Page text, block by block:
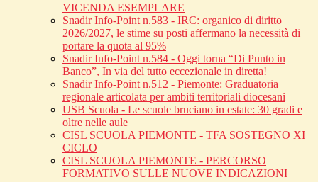
VICENDA ESEMPLARE
Snadir Info-Point n.583 - IRC: organico di diritto
2026/2027, le stime su posti affermano la necessità di
portare la quota al 95%
Snadir Info-Point n.584 - Oggi torna “Di Punto in
Banco”, In via del tutto eccezionale in diretta!
Snadir Info-Point n.512 - Piemonte: Graduatoria
regionale articolata per ambiti territoriali diocesani
USB Scuola - Le scuole bruciano in estate: 30 gradi e
oltre nelle aule
CISL SCUOLA PIEMONTE - TFA SOSTEGNO XI
CICLO
CISL SCUOLA PIEMONTE - PERCORSO
FORMATIVO SULLE NUOVE INDICAZIONI